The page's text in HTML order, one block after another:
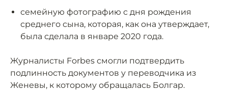
семейную фотографию с дня рождения
среднего сына, которая, как она утверждает,
была сделала в январе 2020 года.
Журналисты Forbes смогли подтвердить
подлинность документов у переводчика из
Женевы, к которому обращалась Болгар.